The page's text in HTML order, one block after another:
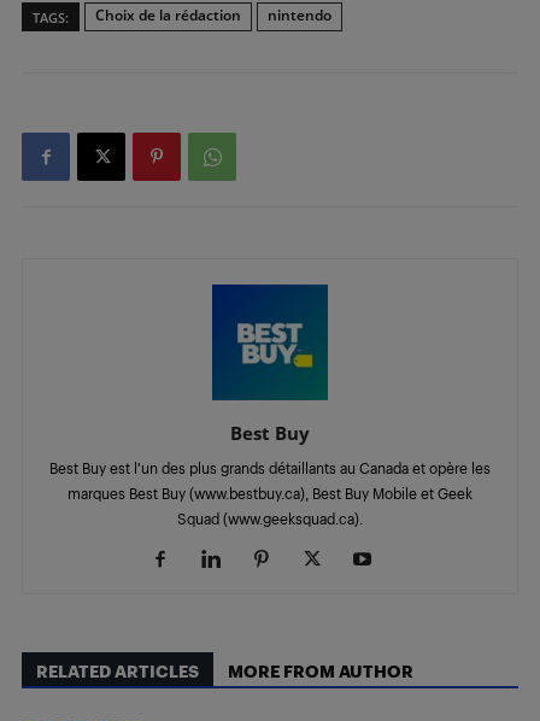
TAGS: Choix de la rédaction nintendo
Best Buy
Best Buy est l’un des plus grands détaillants au Canada et opère les
marques Best Buy (www.bestbuy.ca), Best Buy Mobile et Geek
Squad (www.geeksquad.ca).
RELATED ARTICLES MORE FROM AUTHOR